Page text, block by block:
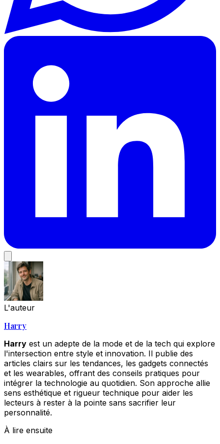
L'auteur
Harry
Harry est un adepte de la mode et de la tech qui explore
l'intersection entre style et innovation. Il publie des
articles clairs sur les tendances, les gadgets connectés
et les wearables, offrant des conseils pratiques pour
intégrer la technologie au quotidien. Son approche allie
sens esthétique et rigueur technique pour aider les
lecteurs à rester à la pointe sans sacrifier leur
personnalité.
À lire ensuite